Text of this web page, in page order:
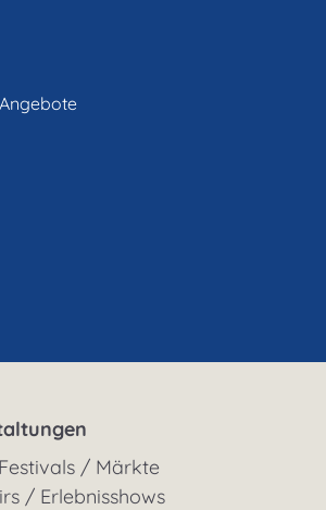
/ Märkte
/ Erlebnisshows